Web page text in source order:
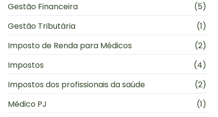
Gestão Financeira
(5)
Gestão Tributária
(1)
Imposto de Renda para Médicos
(2)
Impostos
(4)
Impostos dos profissionais da saúde
(2)
Médico PJ
(1)